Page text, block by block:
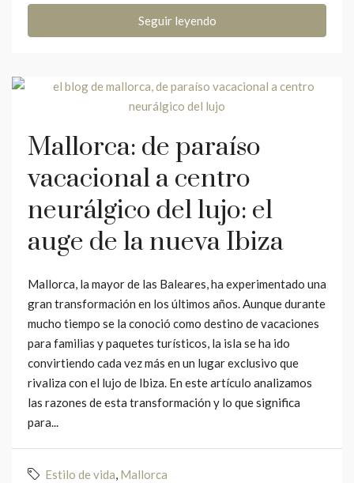
Seguir leyendo
Mallorca: de paraíso
vacacional a centro
neurálgico del lujo: el
auge de la nueva Ibiza
Mallorca, la mayor de las Baleares, ha experimentado una
gran transformación en los últimos años. Aunque durante
mucho tiempo se la conoció como destino de vacaciones
para familias y paquetes turísticos, la isla se ha ido
convirtiendo cada vez más en un lugar exclusivo que
rivaliza con el lujo de Ibiza. En este artículo analizamos
las razones de esta transformación y lo que significa
para...
Estilo de vida, Mallorca